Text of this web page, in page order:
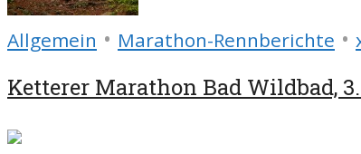
Allgemein • Marathon-Rennberichte •
Ketterer Marathon Bad Wildbad,